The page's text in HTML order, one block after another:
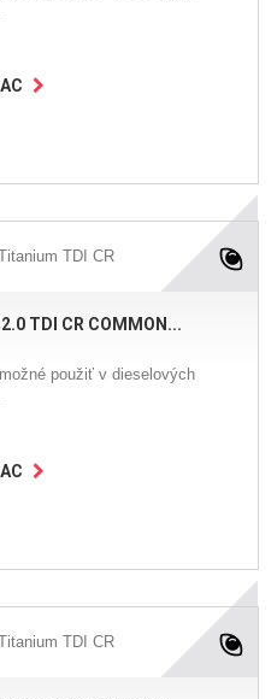
TDI CR COMMON...
použiť v dieselových